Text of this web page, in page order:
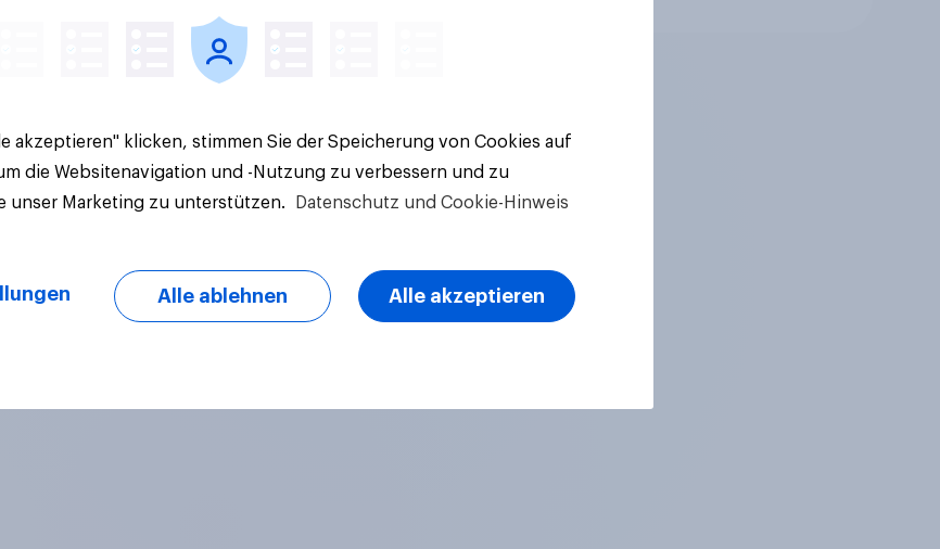
akzeptieren" klicken, stimmen Sie der Speicherung von Cookies auf
die Websitenavigation und -Nutzung zu verbessern und zu
unser Marketing zu unterstützen.
Datenschutz und Cookie-Hinweis
Alle ablehnen Alle akzeptieren